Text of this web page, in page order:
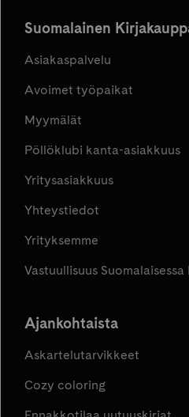
Suomalainen
Asiakaspalvelu
Avoimet työpaikat
Myymälät
Pöllöklubi kanta-asiakkuus
Yritysasiakkuus
Yhteystiedot
Yrityksemme
Vastuullisuus
Ajankohtaista
Askartelutarvikkeet
Cozy coloring